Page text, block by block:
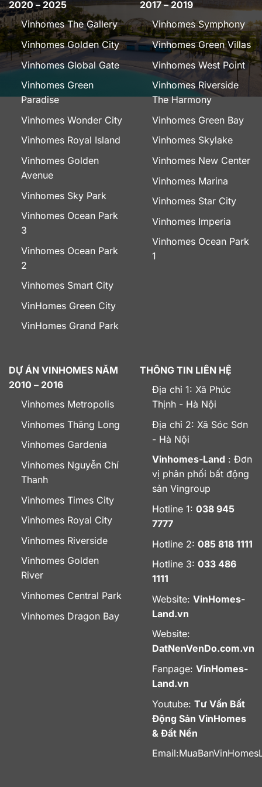
2020 – 2025
Vinhomes The Gallery
Vinhomes Golden City
Vinhomes Global Gate
Vinhomes Green
Paradise
Vinhomes Wonder City
Vinhomes Royal Island
Vinhomes Golden
Avenue
Vinhomes Sky Park
Vinhomes Ocean Park
3
Vinhomes Ocean Park
2
Vinhomes Smart City
VinHomes Green City
VinHomes Grand Park
2017 – 2019
Vinhomes Symphony
Vinhomes Green Villas
Vinhomes West Point
Vinhomes Riverside
The Harmony
Vinhomes Green Bay
Vinhomes Skylake
Vinhomes New Center
Vinhomes Marina
Vinhomes Star City
Vinhomes Imperia
Vinhomes Ocean Park
1
DỰ ÁN VINHOMES NĂM
2010 – 2016
Vinhomes Metropolis
Vinhomes Thăng Long
Vinhomes Gardenia
Vinhomes Nguyễn Chí
Thanh
Vinhomes Times City
Vinhomes Royal City
Vinhomes Riverside
Vinhomes Golden
River
Vinhomes Central Park
Vinhomes Dragon Bay
THÔNG TIN LIÊN HỆ
Địa chỉ 1: Xã Phúc
Thịnh - Hà Nội
Địa chỉ 2: Xã Sóc Sơn
- Hà Nội
Vinhomes-Land : Đơn
vị phân phối bất động
sản Vingroup
Hotline 1: 038 945
7777
Hotline 2: 085 818 1111
Hotline 3: 033 486
1111
Website: VinHomes-
Land.vn
Website:
DatNenVenDo.com.vn
Fanpage: VinHomes-
Land.vn
Youtube: Tư Vấn Bất
Động Sản VinHomes
& Đất Nền
Email: